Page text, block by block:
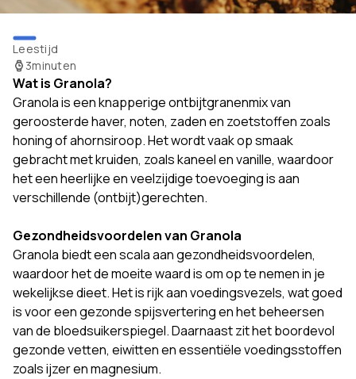
Leestijd
3minuten
Wat is Granola?
Granola is een knapperige ontbijtgranenmix van
geroosterde haver, noten, zaden en zoetstoffen zoals
honing of ahornsiroop. Het wordt vaak op smaak
gebracht met kruiden, zoals kaneel en vanille, waardoor
het een heerlijke en veelzijdige toevoeging is aan
verschillende (ontbijt)gerechten.
Gezondheidsvoordelen van Granola
Granola biedt een scala aan gezondheidsvoordelen,
waardoor het de moeite waard is om op te nemen in je
wekelijkse dieet. Het is rijk aan voedingsvezels, wat goed
is voor een gezonde spijsvertering en het beheersen
van de bloedsuikerspiegel. Daarnaast zit het boordevol
gezonde vetten, eiwitten en essentiële voedingsstoffen
zoals ijzer en magnesium.